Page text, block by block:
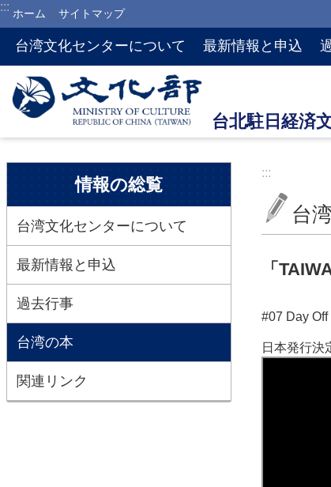
メインのコンテンツブロックにジャンプします
::: ホーム サイトマップ
台湾文化センターについて 最新情報と申込
:::
情報の総覧
台湾文化センターについて
最新情報と申込
過去行事
台湾の本
関連リンク
:::
台
「
#07 Day
日本発行決